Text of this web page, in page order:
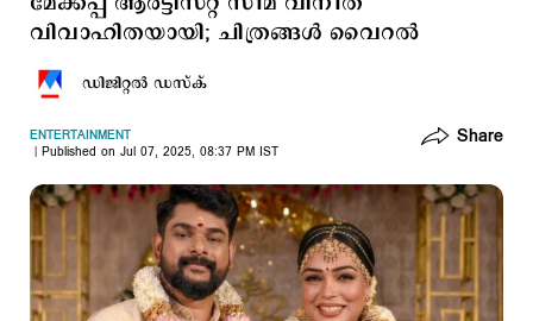
വിവാഹിതയായി; ചിത്രങ്ങള്‍ വൈറല്‍
ഡിജിറ്റല്‍ ഡസ്ക്
ENTERTAINMENT
Published on Jul 07, 2025, 08:37 PM IST
Share